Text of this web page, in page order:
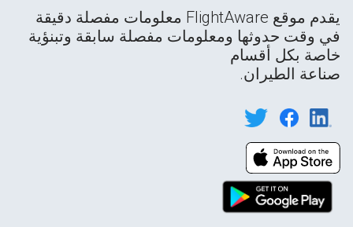
يقدم موقع FlightAware معلومات مفصلة دقيقة
في وقت حدوثها ومعلومات مفصلة سابقة وتبنؤية
خاصة بكل أقسام
صناعة الطيران.